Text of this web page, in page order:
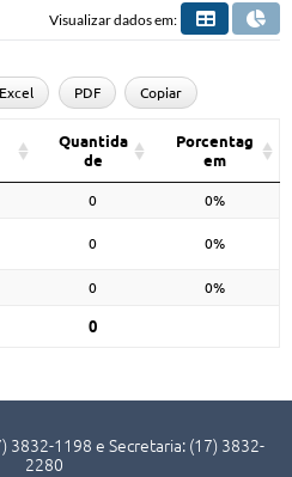
Visualizar dados em:
Excel PDF Copiar
Quantida
de
Porcentag
em
0 0%
0 0%
0 0%
0
3832-1198 e Secretaria: (17) 3832-
2280